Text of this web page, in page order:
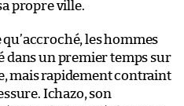
propre ville.
les hommes
dans un premier temps sur
mais rapidement contraint
Ichazo, son